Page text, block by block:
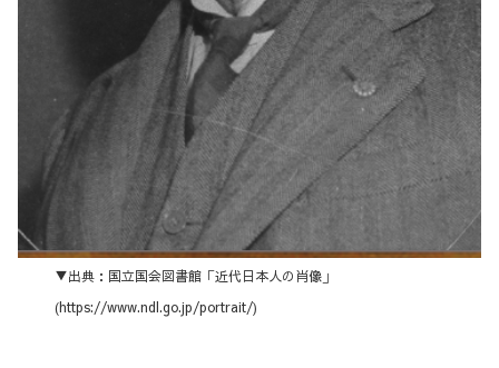
▼出典：国立国会図書館「近代日本人の肖像」
(https://www.ndl.go.jp/portrait/)